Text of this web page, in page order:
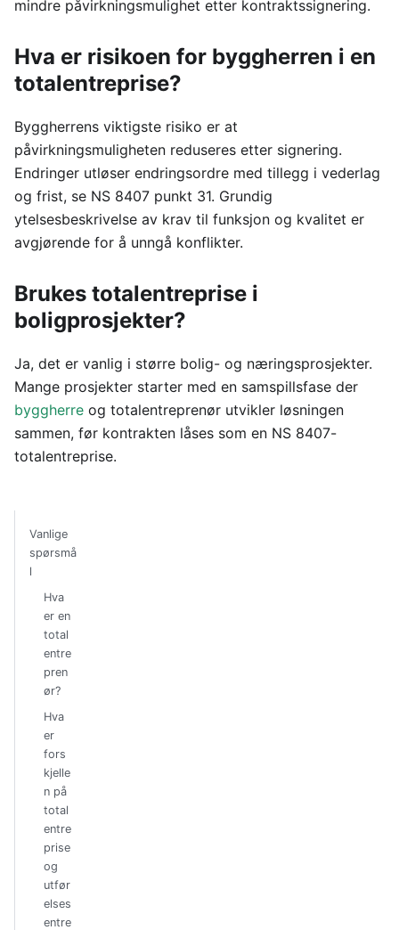
mindre påvirkningsmulighet etter kontraktssignering.
Hva er risikoen for byggherren i en
totalentreprise?
Byggherrens viktigste risiko er at
påvirkningsmuligheten reduseres etter signering.
Endringer utløser endringsordre med tillegg i vederlag
og frist, se NS 8407 punkt 31. Grundig
ytelsesbeskrivelse av krav til funksjon og kvalitet er
avgjørende for å unngå konflikter.
Brukes totalentreprise i
boligprosjekter?
Ja, det er vanlig i større bolig- og næringsprosjekter.
Mange prosjekter starter med en samspillsfase der
byggherre og totalentreprenør utvikler løsningen
sammen, før kontrakten låses som en NS 8407-
totalentreprise.
Vanlige
spørsmå
l
Hva
er en
total
entre
pren
ør?
Hva
er
fors
kjelle
n på
total
entre
prise
og
utfør
elses
entre